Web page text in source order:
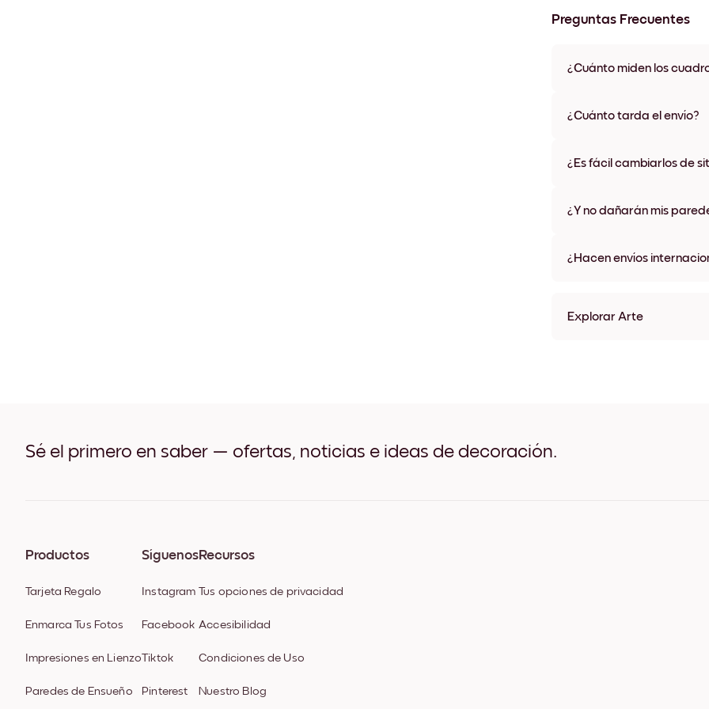
Preguntas Frecuentes
¿Cuánto miden los
materiales y colores de
¿Cuánto tarda el envío?
algunos países. Te
¿Es fácil cambiarlos de
¿Y no dañarán mis
¿Hacen envíos
Explorar Arte
Sé el primero en saber — ofertas, noticias e ideas de decoración.
Productos
Tarjeta Regalo
Enmarca Tus Fotos
Impresiones en Lienzo
Paredes de Ensueño
Síguenos
Instagram
Facebook
Tiktok
Pinterest
Recursos
Tus opciones de privacidad
Accesibilidad
Condiciones de Uso
Nuestro Blog